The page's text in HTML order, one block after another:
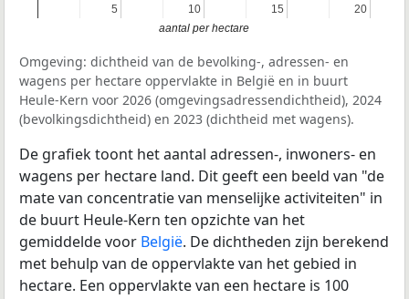
5
5 10
10 15
15 20
20
aantal per hectare
Omgeving: dichtheid van de bevolking-, adressen- en
wagens per hectare oppervlakte in België en in buurt
Heule-Kern voor 2026 (omgevingsadressendichtheid), 2024
(bevolkingsdichtheid) en 2023 (dichtheid met wagens).
De grafiek toont het aantal adressen-, inwoners- en
wagens per hectare land. Dit geeft een beeld van "de
mate van concentratie van menselijke activiteiten" in
de buurt Heule-Kern ten opzichte van het
gemiddelde voor België. De dichtheden zijn berekend
met behulp van de oppervlakte van het gebied in
hectare. Een oppervlakte van een hectare is 100